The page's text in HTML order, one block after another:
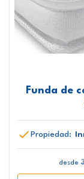
Funda de
Propiedad:
desde